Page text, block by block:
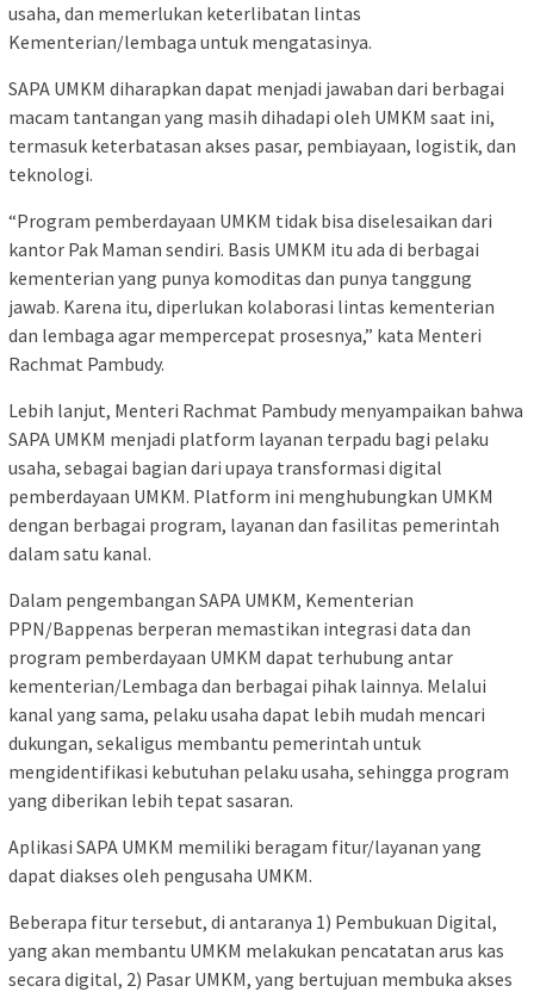
usaha, dan memerlukan keterlibatan lintas
Kementerian/lembaga untuk mengatasinya.
SAPA UMKM diharapkan dapat menjadi jawaban dari berbagai
macam tantangan yang masih dihadapi oleh UMKM saat ini,
termasuk keterbatasan akses pasar, pembiayaan, logistik, dan
teknologi.
“Program pemberdayaan UMKM tidak bisa diselesaikan dari
kantor Pak Maman sendiri. Basis UMKM itu ada di berbagai
kementerian yang punya komoditas dan punya tanggung
jawab. Karena itu, diperlukan kolaborasi lintas kementerian
dan lembaga agar mempercepat prosesnya,” kata Menteri
Rachmat Pambudy.
Lebih lanjut, Menteri Rachmat Pambudy menyampaikan bahwa
SAPA UMKM menjadi platform layanan terpadu bagi pelaku
usaha, sebagai bagian dari upaya transformasi digital
pemberdayaan UMKM. Platform ini menghubungkan UMKM
dengan berbagai program, layanan dan fasilitas pemerintah
dalam satu kanal.
Dalam pengembangan SAPA UMKM, Kementerian
PPN/Bappenas berperan memastikan integrasi data dan
program pemberdayaan UMKM dapat terhubung antar
kementerian/Lembaga dan berbagai pihak lainnya. Melalui
kanal yang sama, pelaku usaha dapat lebih mudah mencari
dukungan, sekaligus membantu pemerintah untuk
mengidentifikasi kebutuhan pelaku usaha, sehingga program
yang diberikan lebih tepat sasaran.
Aplikasi SAPA UMKM memiliki beragam fitur/layanan yang
dapat diakses oleh pengusaha UMKM.
Beberapa fitur tersebut, di antaranya 1) Pembukuan Digital,
yang akan membantu UMKM melakukan pencatatan arus kas
secara digital, 2) Pasar UMKM, yang bertujuan membuka akses